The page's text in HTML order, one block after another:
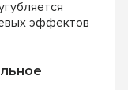
эффектов